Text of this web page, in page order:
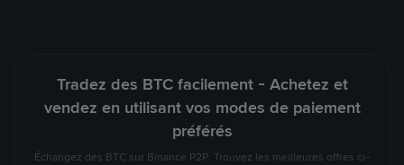
Tradez des BTC facilement - Achetez et
vendez en utilisant vos modes de paiement
préférés
Échangez des BTC sur Binance P2P. Trouvez les meilleures offres ci-